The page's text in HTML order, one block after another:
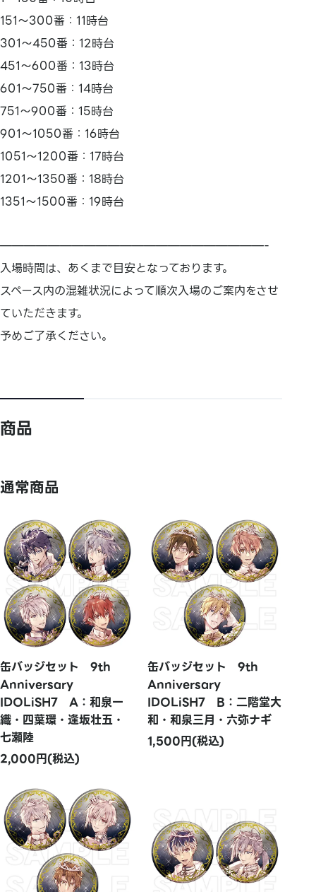
151～300番：11時台
301～450番：12時台
451～600番：13時台
601～750番：14時台
751～900番：15時台
901～1050番：16時台
1051～1200番：17時台
1201～1350番：18時台
1351～1500番：19時台
——————————————————————-
入場時間は、あくまで目安となっております。
スペース内の混雑状況によって順次入場のご案内をさせ
ていただきます。
予めご了承ください。
商品
通常商品
缶バッジセット 9th
Anniversary
IDOLiSH7 A：和泉一
織・四葉環・逢坂壮五・
七瀬陸
2,000円(税込)
缶バッジセット 9th
Anniversary
IDOLiSH7 B：二階堂大
和・和泉三月・六弥ナギ
1,500円(税込)